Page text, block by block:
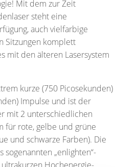
Mit dem zur Zeit
steht eine
auch vielfarbige
Sitzungen komplett
mit den älteren Lasersystem
kurze (750 Picosekunden)
Impulse und ist der
mit 2 unterschiedlichen
für rote, gelbe und grüne
und schwarze Farben). Die
„enlighten“-